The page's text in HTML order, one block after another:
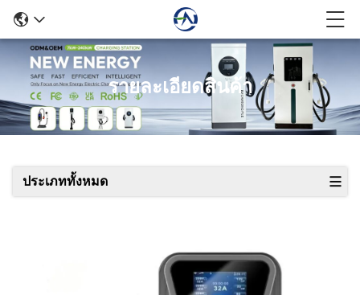
รายละเอียดสินค้า
ประเภททั้งหมด